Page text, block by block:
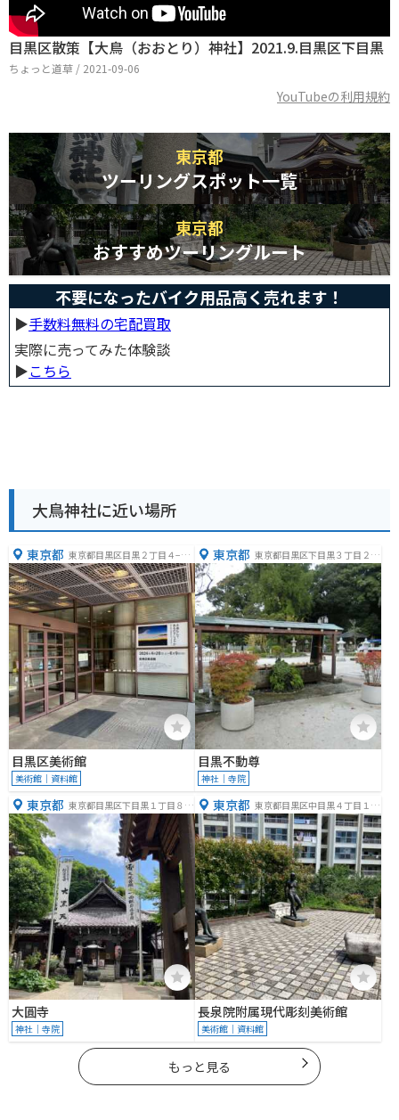
目黒区散策【大鳥（おおとり）神社】2021.9.目黒区下目黒
ちょっと道草 / 2021-09-06
YouTubeの利用規約
東京都
ツーリングスポット一覧
東京都
おすすめツーリングルート
不要になったバイク用品高く売れます！
▶︎手数料無料の宅配買取
実際に売ってみた体験談
▶︎こちら
大鳥神社に近い場所
東京都 東京都目黒区目黒２丁目４−３
６
目黒区美術館
美術館｜資料館
東京都 東京都目黒区下目黒３丁目２０
−２６
目黒不動尊
神社｜寺院
東京都 東京都目黒区下目黒１丁目８
大圓寺
神社｜寺院
東京都 東京都目黒区中目黒４丁目１２
−１８
長泉院附属現代彫刻美術館
美術館｜資料館
もっと見る